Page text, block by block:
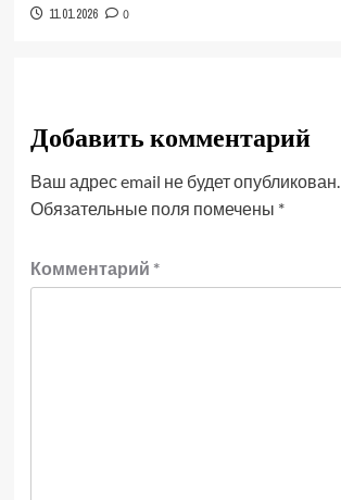
11.01.2026 0
Добавить комментарий
Ваш адрес email не будет опубликован.
Обязательные поля помечены *
Комментарий *